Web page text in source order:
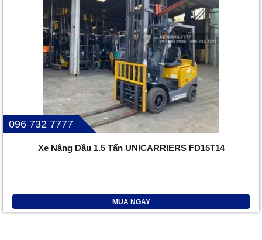
096 732 7777
Xe Nâng Dầu 1.5 Tấn UNICARRIERS FD15T14
MUA NGAY